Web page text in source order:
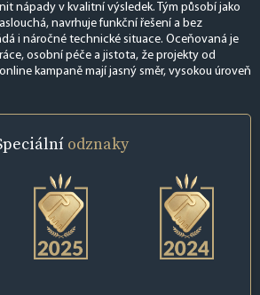
nápady v kvalitní výsledek. Tým působí jako
navrhuje funkční řešení a bez
i náročné technické situace. Oceňovaná je
osobní péče a jistota, že projekty od
kampaně mají jasný směr, vysokou úroveň
odznaky